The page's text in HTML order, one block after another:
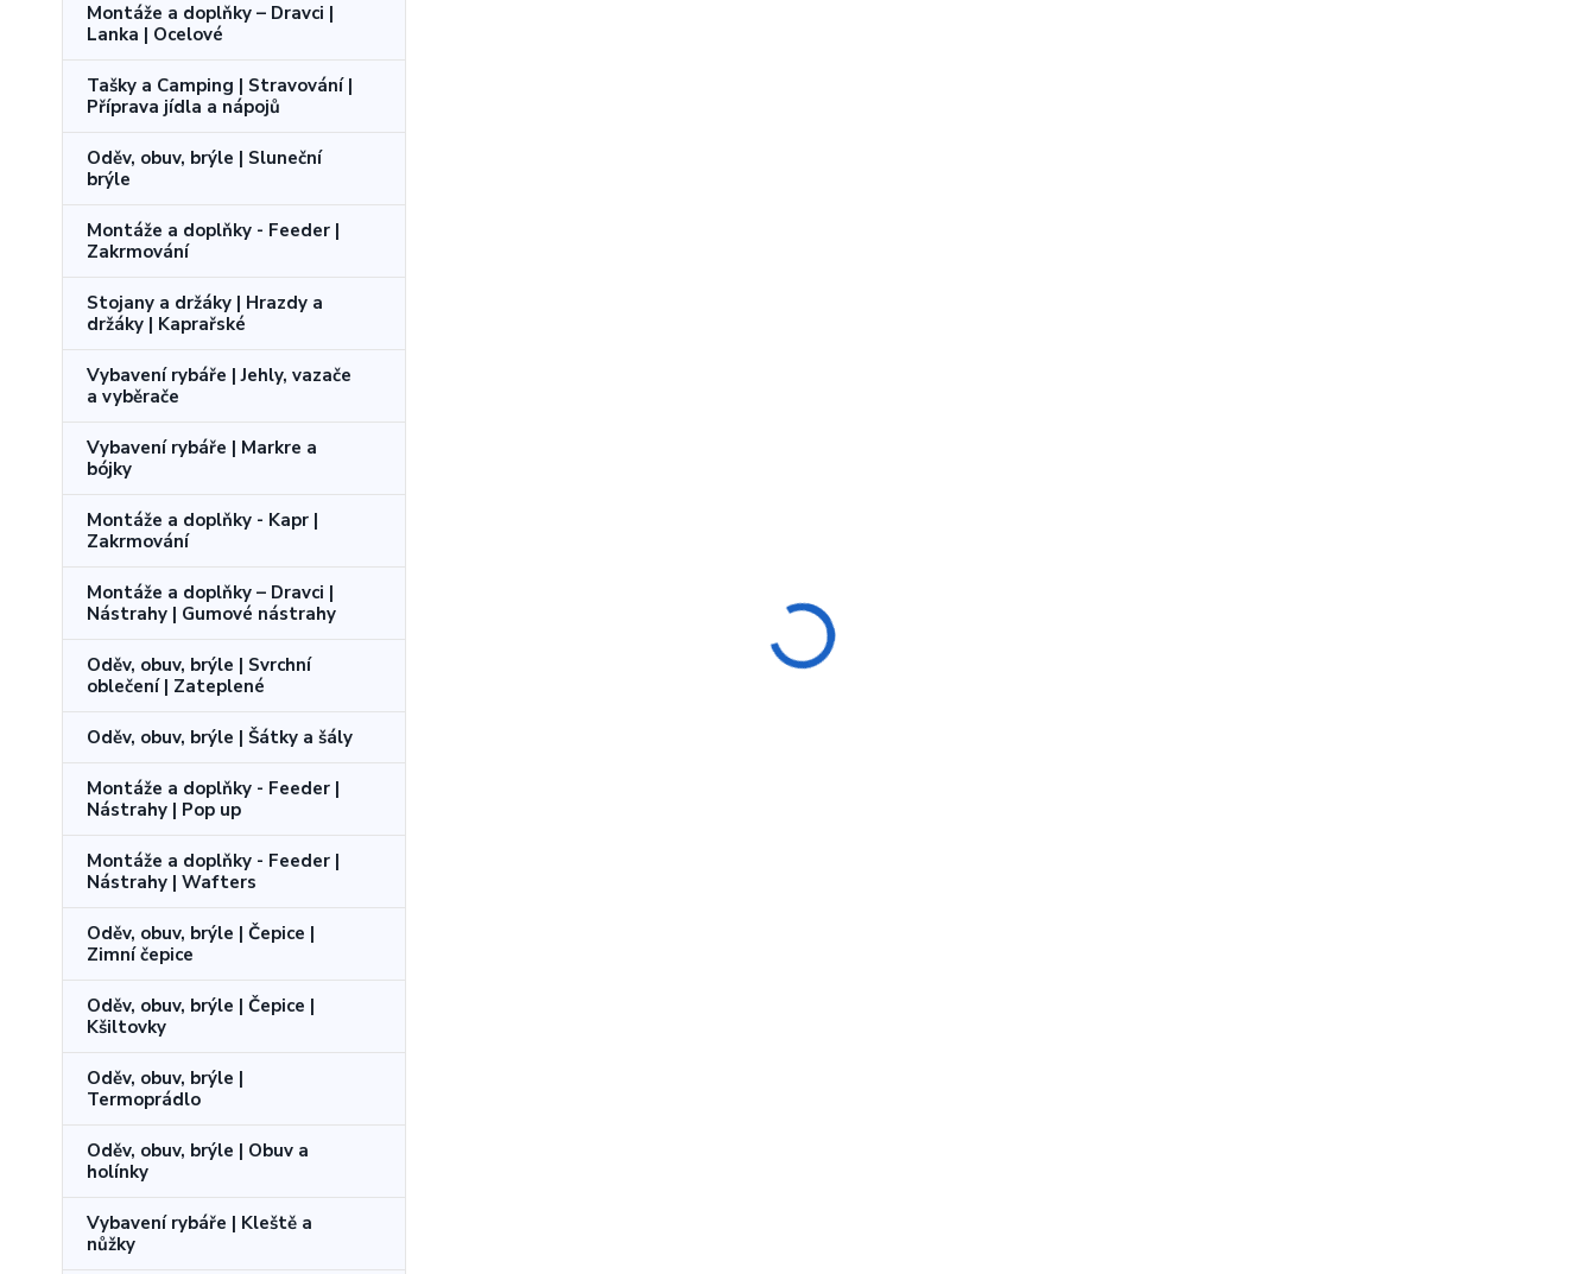
Montáže a doplňky – Dravci |
Lanka | Ocelové
Tašky a Camping | Stravování |
Příprava jídla a nápojů
Oděv, obuv, brýle | Sluneční
brýle
Montáže a doplňky - Feeder |
Zakrmování
Stojany a držáky | Hrazdy a
držáky | Kaprařské
Vybavení rybáře | Jehly, vazače
a vyběrače
Vybavení rybáře | Markre a
bójky
Montáže a doplňky - Kapr |
Zakrmování
Montáže a doplňky – Dravci |
Nástrahy | Gumové nástrahy
Oděv, obuv, brýle | Svrchní
oblečení | Zateplené
Oděv, obuv, brýle | Šátky a šály
Montáže a doplňky - Feeder |
Nástrahy | Pop up
Montáže a doplňky - Feeder |
Nástrahy | Wafters
Oděv, obuv, brýle | Čepice |
Zimní čepice
Oděv, obuv, brýle | Čepice |
Kšiltovky
Oděv, obuv, brýle |
Termoprádlo
Oděv, obuv, brýle | Obuv a
holínky
Vybavení rybáře | Kleště a
nůžky